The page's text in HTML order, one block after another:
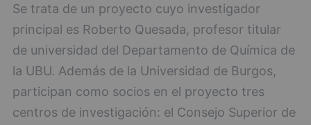
Se trata de un proyecto cuyo investigador
principal es Roberto Quesada, profesor titular
de universidad del Departamento de Química de
la UBU. Además de la Universidad de Burgos,
participan como socios en el proyecto tres
centros de investigación: el Consejo Superior de